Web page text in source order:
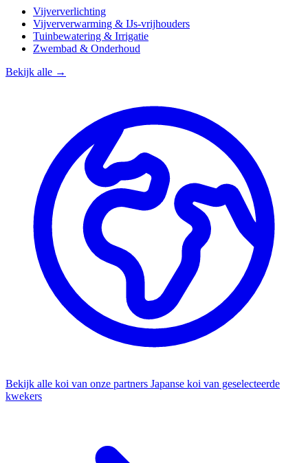
Vijververlichting
Vijververwarming & IJs-vrijhouders
Tuinbewatering & Irrigatie
Zwembad & Onderhoud
Bekijk alle →
Bekijk alle koi van onze partners Japanse koi van geselecteerde
kwekers